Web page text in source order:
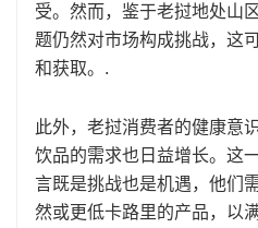
受。然而，鉴于老挝地处山
题仍然对市场构成挑战，这
和获取。.
此外，老挝消费者的健康意
饮品的需求也日益增长。这
言既是挑战也是机遇，他们
然或更低卡路里的产品，以